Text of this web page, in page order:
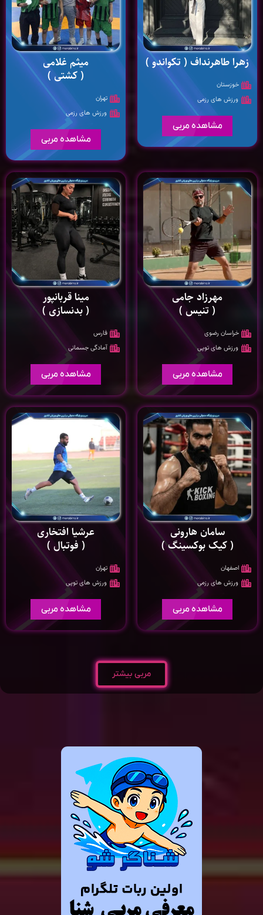
زهرا طاهرنداف ( تکواندو )
خوزستان
ورزش های رزمی
مشاهده مربی
میثم غلامی
( کشتی )
تهران
ورزش های رزمی
مشاهده مربی
مهرزاد جامی
( تنیس )
خراسان رضوی
ورزش های توپی
مشاهده مربی
مینا قربانپور
( بدنسازی )
فارس
آمادگی جسمانی
مشاهده مربی
سامان هارونی
( کیک بوکسینگ )
اصفهان
ورزش های رزمی
مشاهده مربی
عرشیا افتخاری
( فوتبال )
تهران
ورزش های توپی
مشاهده مربی
مربی بیشتر